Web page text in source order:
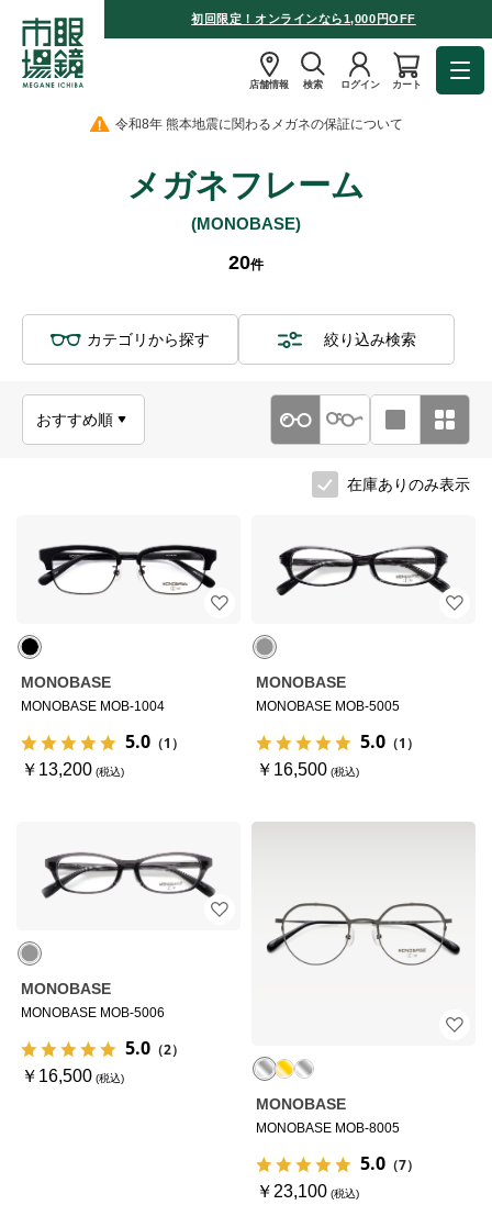
初回限定！オンラインなら1,000円OFF
店舗情報 検索 ログイン カート
令和8年 熊本地震に関わるメガネの保証について
メガネフレーム
(MONOBASE)
20件
カテゴリから探す 絞り込み検索
在庫ありのみ表示
MONOBASE
MONOBASE MOB-1004
5.0 （1）
￥13,200
MONOBASE
MONOBASE MOB-5005
5.0 （1）
￥16,500
MONOBASE
MONOBASE MOB-5006
5.0 （2）
￥16,500
MONOBASE
MONOBASE MOB-8005
5.0 （7）
￥23,100